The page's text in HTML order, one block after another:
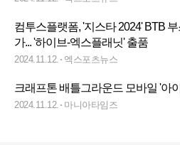
컴투스플랫폼, '지스타 2024' BTB
가... '하이브-엑스플래닛' 출품
2024.11.12. 엑스포츠뉴스
크래프톤 배틀그라운드 모바일 '아
2024.11.12. 마니아타임즈